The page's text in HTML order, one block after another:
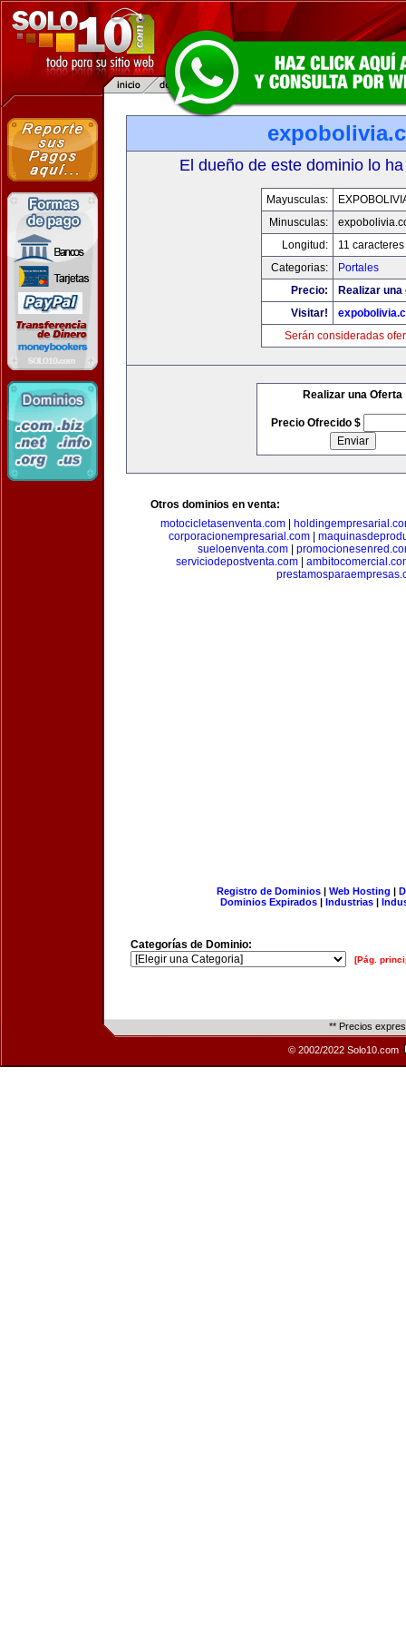
El dueño de este dominio lo
Mayusculas:
Minusculas:
Longitud:
11 caracteres
Categorias:
Portales
Precio:
Realizar
Visitar!
Serán consideradas
Realizar una Oferta
Precio Ofrecido $
Otros dominios en venta:
motocicletasenventa.com
corporacionempresarial.com
sueloenventa.com
serviciodepostventa.com
Registro de Dominios| Web Hosting |
Dominios Expirados | Industrias |
Categorías de Dominio:
[Pág.
** Precios
© 2002/2022 Solo10.com